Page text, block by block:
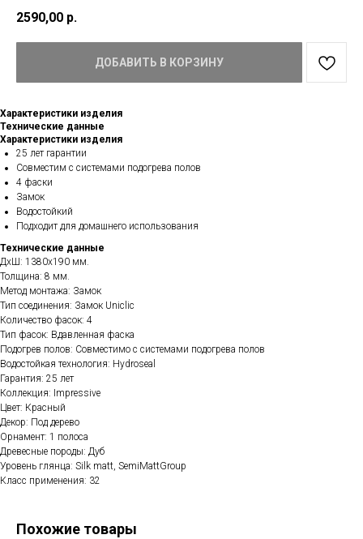
2590,00 р.
ДОБАВИТЬ В КОРЗИНУ
Характеристики изделия
Технические данные
Характеристики изделия
25 лет гарантии
Совместим с системами подогрева полов
4 фаски
Замок
Водостойкий
Подходит для домашнего использования
Технические данные
ДхШ: 1380х190 мм.
Толщина: 8 мм.
Метод монтажа: Замок
Тип соединения: Замок Uniclic
Количество фасок: 4
Тип фасок: Вдавленная фаска
Подогрев полов: Совместимо с системами подогрева полов
Водостойкая технология: Hydroseal
Гарантия: 25 лет
Коллекция: Impressive
Цвет: Красный
Декор: Под дерево
Орнамент: 1 полоса
Древесные породы: Дуб
Уровень глянца: Silk matt, SemiMattGroup
Класс применения: 32
Похожие товары